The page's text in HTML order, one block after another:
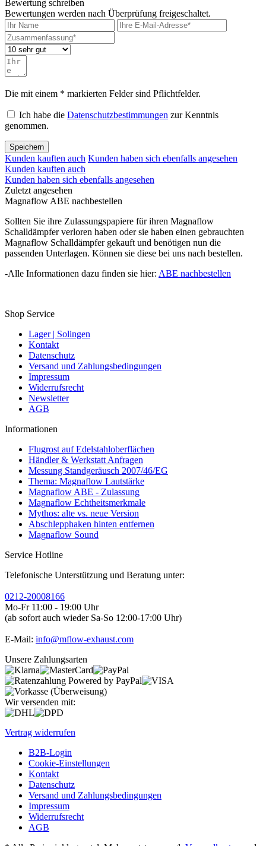
Bewertung schreiben
Bewertungen werden nach Überprüfung freigeschaltet.
Die mit einem * markierten Felder sind Pflichtfelder.
Ich habe die Datenschutzbestimmungen zur Kenntnis
genommen.
Speichern
Kunden kauften auch Kunden haben sich ebenfalls angesehen
Kunden kauften auch
Kunden haben sich ebenfalls angesehen
Zuletzt angesehen
Magnaflow ABE nachbestellen
Sollten Sie ihre Zulassungspapiere für ihren Magnaflow
Schalldämpfer verloren haben oder sie haben einen gebrauchten
Magnaflow Schalldämpfer gekauft und benötigen nun die
passenden Unterlagen. Können sie diese bei uns nach bestellen.
-Alle Informationen dazu finden sie hier: ABE nachbestellen
Shop Service
Lager | Solingen
Kontakt
Datenschutz
Versand und Zahlungsbedingungen
Impressum
Widerrufsrecht
Newsletter
AGB
Informationen
Flugrost auf Edelstahloberflächen
Händler & Werkstatt Anfragen
Messung Standgeräusch 2007/46/EG
Thema: Magnaflow Lautstärke
Magnaflow ABE - Zulassung
Magnaflow Echtheitsmerkmale
Mythos: alte vs. neue Version
Abschlepphaken hinten entfernen
Magnaflow Sound
Service Hotline
Telefonische Unterstützung und Beratung unter:
0212-20008166
Mo-Fr 11:00 - 19:00 Uhr
(ab sofort auch wieder Sa-So 12:00-17:00 Uhr)
E-Mail: info@mflow-exhaust.com
Unsere Zahlungsarten
Wir versenden mit:
Vertrag widerrufen
B2B-Login
Cookie-Einstellungen
Kontakt
Datenschutz
Versand und Zahlungsbedingungen
Impressum
Widerrufsrecht
AGB